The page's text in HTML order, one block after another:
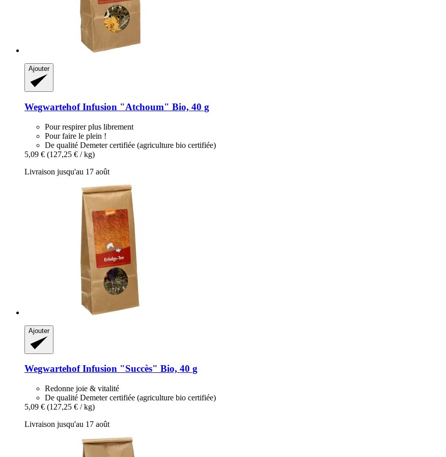
Ajouter
WegwartehofInfusion "Atchoum" Bio, 40 g
Pour respirer plus librement
Pour faire le plein !
De qualité Demeter certifiée (agriculture bio certifiée)
5,09 € (127,25 € / kg)
Livraison jusqu'au 17 août
Ajouter
WegwartehofInfusion "Succès" Bio, 40 g
Redonne joie & vitalité
De qualité Demeter certifiée (agriculture bio certifiée)
5,09 € (127,25 € / kg)
Livraison jusqu'au 17 août